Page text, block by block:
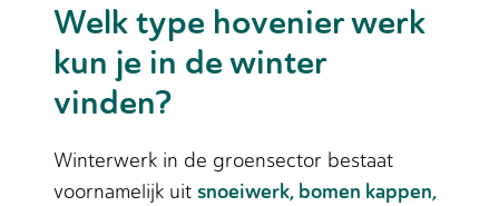
Welk type hovenier werk
kun je in de winter
vinden?
Winterwerk in de groensector bestaat
voornamelijk uit snoeiwerk, bomen kappen,